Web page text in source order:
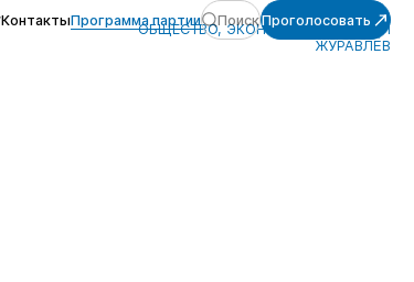
КонтактыПрограмма партии ПоискПроголосовать
ОБЩЕСТВО, ЭКОНОМИКА, АЛЕКСЕЙ
ЖУРАВЛЁВ